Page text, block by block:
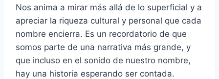
Nos anima a mirar más allá de lo superficial y a
apreciar la riqueza cultural y personal que cada
nombre encierra. Es un recordatorio de que
somos parte de una narrativa más grande, y
que incluso en el sonido de nuestro nombre,
hay una historia esperando ser contada.